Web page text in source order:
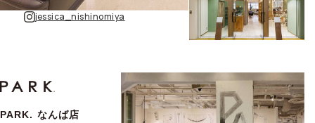
jessica_nishinomiya
PARK. なんば店